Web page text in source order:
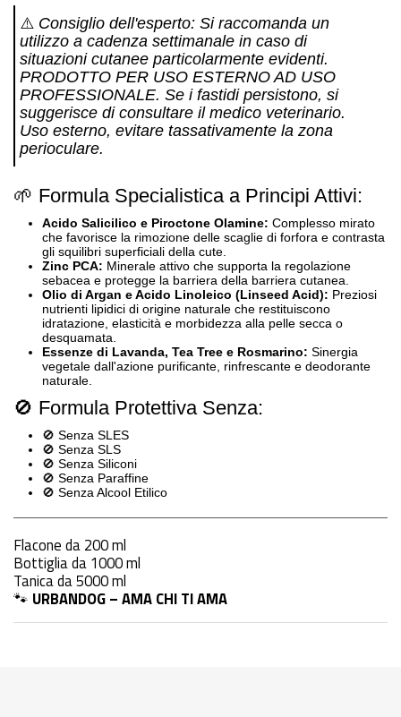
⚠️ Consiglio dell'esperto: Si raccomanda un
utilizzo a cadenza settimanale in caso di
situazioni cutanee particolarmente evidenti.
PRODOTTO PER USO ESTERNO AD USO
PROFESSIONALE. Se i fastidi persistono, si
suggerisce di consultare il medico veterinario.
Uso esterno, evitare tassativamente la zona
perioculare.
🌱 Formula Specialistica a Principi Attivi:
Acido Salicilico e Piroctone Olamine: Complesso mirato
che favorisce la rimozione delle scaglie di forfora e contrasta
gli squilibri superficiali della cute
Zinc PCA: Minerale attivo che supporta la regolazione
sebacea e protegge la barriera della barriera cutanea
Olio di Argan e Acido Linoleico (Linseed Acid): Preziosi
nutrienti lipidici di origine naturale che restituiscono
idratazione, elasticità e morbidezza alla pelle secca o
desquamata
Essenze di Lavanda, Tea Tree e Rosmarino: Sinergia
vegetale dall'azione purificante, rinfrescante e deodorante
naturale
🚫 Formula Protettiva Senza:
🚫 Senza SLES
🚫 Senza SLS
🚫 Senza Siliconi
🚫 Senza Paraffine
🚫 Senza Alcool Etilico
Flacone da 200 ml
Bottiglia da 1000 ml
Tanica da 5000 ml
🐾 URBANDOG – AMA CHI TI AMA